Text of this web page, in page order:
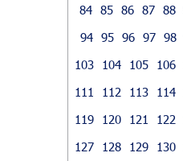
84 85 86 87 88
94 95 96 97 98
103
104 105 106
111
112 113 114
119
120 121 122
127
128 129 130